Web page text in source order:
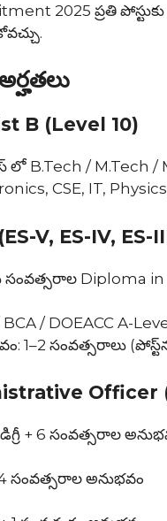
2025 ప్రతి
B (Level 10)
లో B.Tech / M.Tech /
CSE, IT,
V, ES-IV, ES-
Diploma
BCA / DOEACC A-
1–2 సంవత్సరాలు
Officer
+ 6 సంవత్సరాల
సంవత్సరాల అనుభవం